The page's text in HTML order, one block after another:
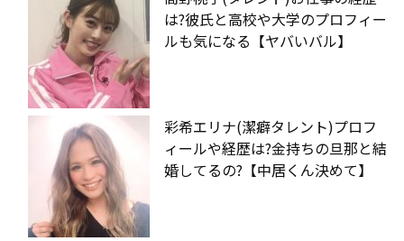
は?彼氏と高校や大学のプロフィー
ルも気になる【ヤバいバル】
彩希エリナ(潔癖タレント)プロフ
ィールや経歴は?金持ちの旦那と結
婚してるの?【中居くん決めて】